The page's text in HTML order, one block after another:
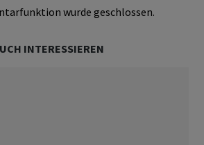
wurde geschlossen.
INTERESSIEREN